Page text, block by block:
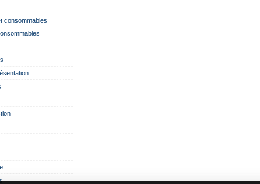
consommables